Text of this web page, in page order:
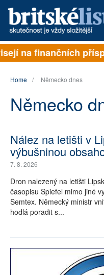
PŘIHLÁSIT
AKTUÁLNÍ VYDÁNÍ
ARCHIV
TÉMATA
AUTOŘI
PŘÍSPĚVKY NA PROVOZ
na finančních
Home Německo dnes
Německo
Nález na letišti v
výbušninou
7. 8. 2026
Dron nalezený na letišti
časopisu Spiefel mimo jiné
Semtex. Německý ministr
hodlá poradit s...